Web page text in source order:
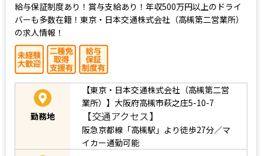
給与保証制度あり！賞与支給あり！年収500万円以上のドライ
バーも多数在籍！東京・日本交通株式会社（高槻第二営業所）
の求人情報！
勤務地
【東京・日本交通株式会社（高槻第二営
業所）】大阪府高槻市萩之庄5-10-7
【交通アクセス】
阪急京都線「高槻駅」より徒歩27分／マ
イカー通勤可能